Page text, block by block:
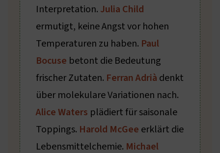
Interpretation. Julia Child
ermutigt, keine Angst vor hohen
Temperaturen zu haben. Paul
Bocuse betont die Bedeutung
frischer Zutaten. Ferran Adrià denkt
über molekulare Variationen nach.
Alice Waters plädiert für saisonale
Toppings. Harold McGee erklärt die
Lebensmittelchemie. Michael